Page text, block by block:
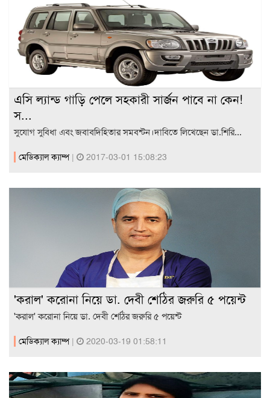
এসি ল্যান্ড গাড়ি পেলে সহকারী সার্জন পাবে না কেন!
স...
সুযোগ সুবিধা এবং জবাবদিহিতার সমবন্টন।দাবিতে লিখেছেন ডা.শিরি...
মেডিক্যাল ক্যাম্প | 2017-03-01 15:08:23
'করাল' করোনা নিয়ে ডা. দেবী শেঠির জরুরি ৫ পয়েন্ট
'করাল' করোনা নিয়ে ডা. দেবী শেঠির জরুরি ৫ পয়েন্ট
মেডিক্যাল ক্যাম্প | 2020-03-19 01:58:11